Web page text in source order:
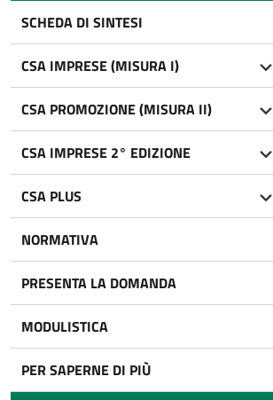
SCHEDA DI SINTESI
CSA IMPRESE (MISURA I)
CSA PROMOZIONE (MISURA II)
CSA IMPRESE 2° EDIZIONE
CSA PLUS
NORMATIVA
PRESENTA LA DOMANDA
MODULISTICA
PER SAPERNE DI PIÙ